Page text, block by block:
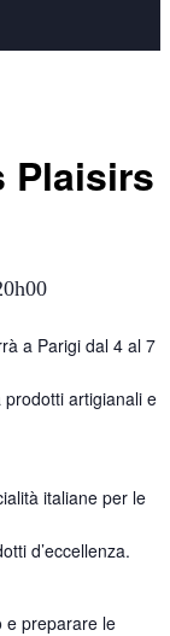
Plaisirs
a Parigi dal 4 al 7
artigianali e
italiane per le
d’eccellenza.
e preparare le